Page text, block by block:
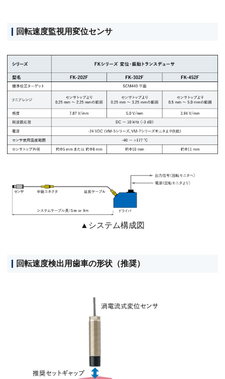
回転速度監視用変位センサ
▲システム構成図
回転速度検出用歯車の形状（推奨）